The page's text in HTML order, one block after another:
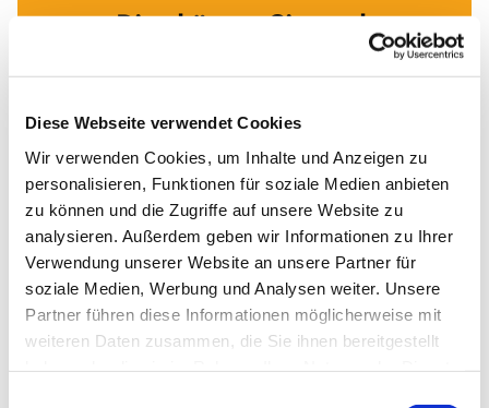
Diese Webseite verwendet Cookies
Wir verwenden Cookies, um Inhalte und Anzeigen zu
personalisieren, Funktionen für soziale Medien anbieten
zu können und die Zugriffe auf unsere Website zu
analysieren. Außerdem geben wir Informationen zu Ihrer
Verwendung unserer Website an unsere Partner für
soziale Medien, Werbung und Analysen weiter. Unsere
Partner führen diese Informationen möglicherweise mit
weiteren Daten zusammen, die Sie ihnen bereitgestellt
Dies könnte Sie auch